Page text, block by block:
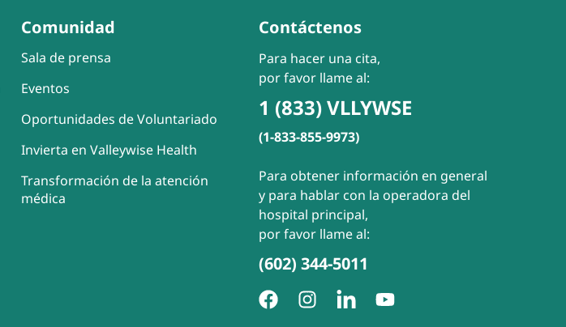
Comunidad
Sala de prensa
Eventos
Oportunidades de Voluntariado
Invierta en Valleywise Health
Transformación de la atención
médica
Contáctenos
Para hacer una cita,
por favor llame al:
1 (833) VLLYWSE
(1-833-855-9973)
Para obtener información en general
y para hablar con la operadora del
hospital principal,
por favor llame al:
(602) 344-5011